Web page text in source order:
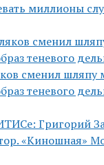
миллионы
сменил шляпу
теневого